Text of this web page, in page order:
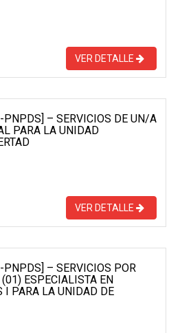
VER DETALLE
– SERVICIOS DE UN/A
PARA LA UNIDAD
VER DETALLE
– SERVICIOS POR
ESPECIALISTA EN
I PARA LA UNIDAD DE